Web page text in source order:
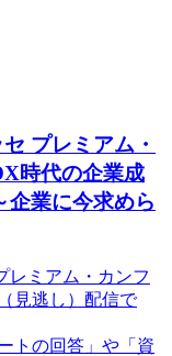
プレミアム・
時代の企業成
企業に今求めら
レミアム・カンフ
見逃し）配信で
トの回答」や「資